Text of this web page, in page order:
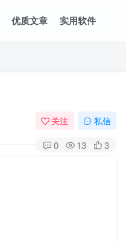
优质文章 实用软件
关注 私信
0 13 3